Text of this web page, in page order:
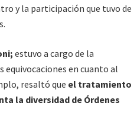
y la participación que tuvo de
estuvo a cargo de la
equivocaciones en cuanto al
resaltó que el tratamiento
la diversidad de Órdenes